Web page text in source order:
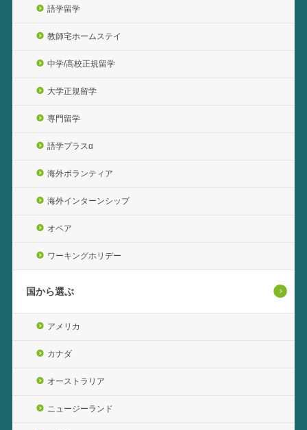
語学留学
教師宅ホームステイ
中学/高校正規留学
大学正規留学
専門留学
語学プラスα
海外ボランティア
海外インターンシップ
オペア
ワーキングホリデー
国から選ぶ
アメリカ
カナダ
オーストラリア
ニュージーランド